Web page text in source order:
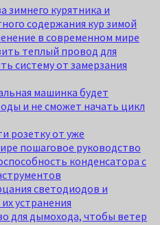
зимнего курятника и
содержания кур зимой
в современном мире
теплый провод для
систему от замерзания
машинка будет
и не сможет начать цикл
розетку от уже
пошаговое руководство
конденсатора с
светодиодов и
устранения
для дымохода, чтобы ветер